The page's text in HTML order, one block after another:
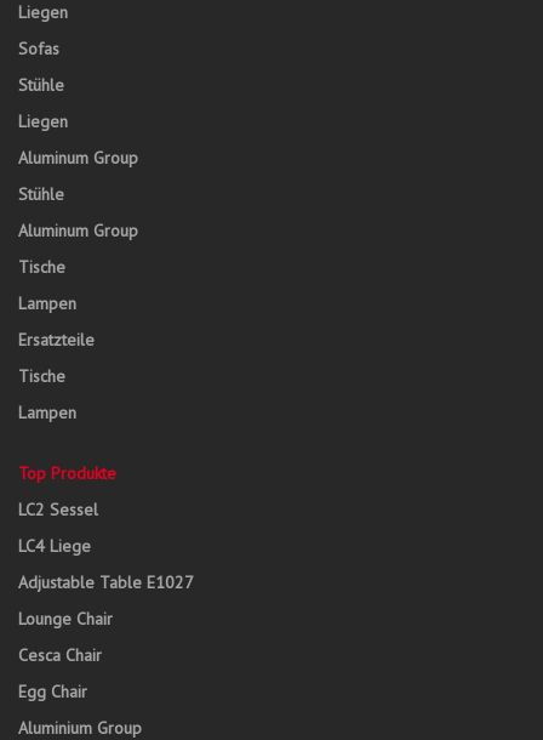
Liegen
Sofas
Stühle
Liegen
Aluminum Group
Stühle
Aluminum Group
Tische
Lampen
Ersatzteile
Tische
Lampen
Top Produkte
LC2 Sessel
LC4 Liege
Adjustable Table E1027
Lounge Chair
Cesca Chair
Egg Chair
Aluminium Group